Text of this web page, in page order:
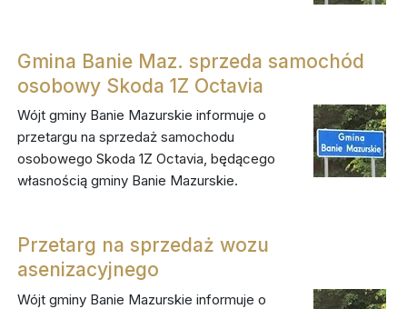
Gmina Banie Maz. sprzeda samochód
osobowy Skoda 1Z Octavia
Wójt gminy Banie Mazurskie informuje o
przetargu na sprzedaż samochodu
osobowego Skoda 1Z Octavia, będącego
własnością gminy Banie Mazurskie.
Przetarg na sprzedaż wozu
asenizacyjnego
Wójt gminy Banie Mazurskie informuje o